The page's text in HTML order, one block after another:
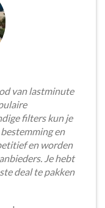
van lastminute
filters kun je
en
en worden
Je hebt
deal te pakken